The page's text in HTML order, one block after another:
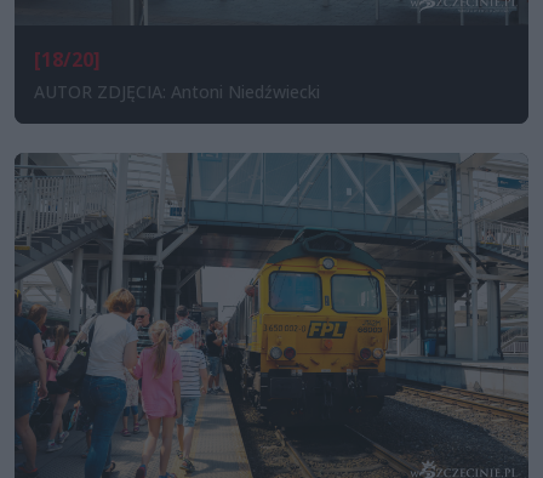
[18/20]
AUTOR ZDJĘCIA: Antoni Niedźwiecki